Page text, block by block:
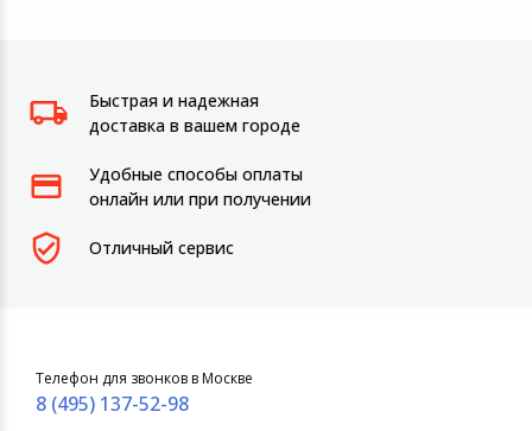
Быстрая и надежная
доставка в вашем городе
Удобные способы оплаты
онлайн или при получении
Отличный сервис
Телефон для звонков в Москве
8 (495) 137-52-98